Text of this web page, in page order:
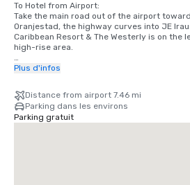
To Hotel from Airport:
Take the main road out of the airport
Oranjestad, the highway curves into JE
Caribbean Resort & The Westerly is on the
high-rise area.
To Hotel from Downtown:
Zoutmanstraat.
Turn left onto Wilhelminastraat.
Continue onto Havenstraat.
Turn left onto Shellstraat.
Plus d'infos
Distance from airport 7.46 mi
Parking dans les environs
Parking gratuit